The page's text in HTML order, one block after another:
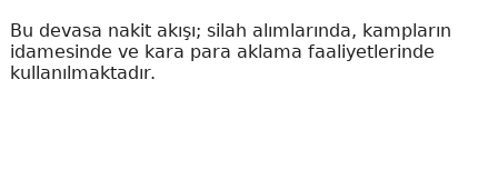
Bu devasa nakit akışı; silah alımlarında, kampların
idamesinde ve kara para aklama faaliyetlerinde
kullanılmaktadır.